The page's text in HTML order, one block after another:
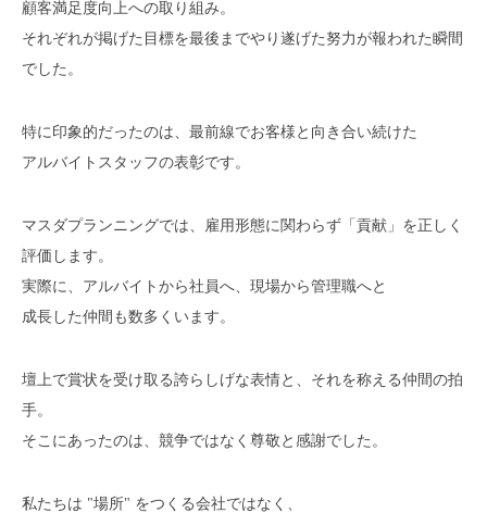
顧客満足度向上への取り組み。
それぞれが掲げた目標を最後までやり遂げた努力が報われた瞬間
でした。
特に印象的だったのは、最前線でお客様と向き合い続けた
アルバイトスタッフの表彰です。
マスダプランニングでは、雇用形態に関わらず「貢献」を正しく
評価します。
実際に、アルバイトから社員へ、現場から管理職へと
成長した仲間も数多くいます。
壇上で賞状を受け取る誇らしげな表情と、それを称える仲間の拍
手。
そこにあったのは、競争ではなく尊敬と感謝でした。
私たちは "場所" をつくる会社ではなく、